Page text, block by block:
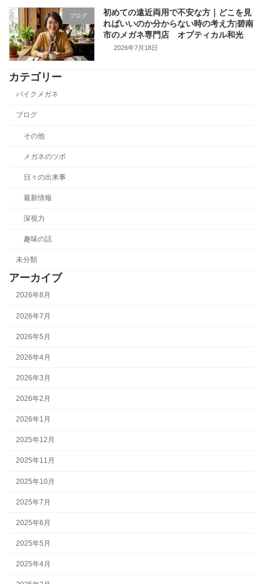
ブログ
初めての遠近両用で不安な方｜どこを見
ればいいのか分からない時の考え方|碧南
市のメガネ専門店 オプティカル和光
2026年7月18日
カテゴリー
バイクメガネ
ブログ
その他
メガネのツボ
日々の出来事
最新情報
深視力
趣味の話
未分類
アーカイブ
2026年8月
2026年7月
2026年5月
2026年4月
2026年3月
2026年2月
2026年1月
2025年12月
2025年11月
2025年10月
2025年7月
2025年6月
2025年5月
2025年4月